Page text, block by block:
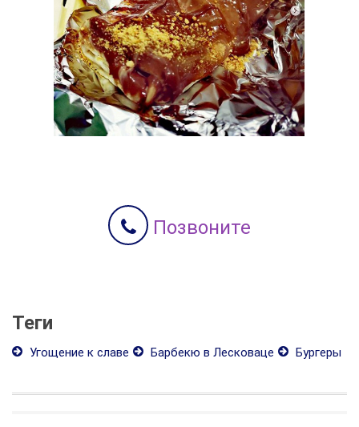
Позвоните
Теги
Угощение к славе Барбекю в Лесковаце Бургеры